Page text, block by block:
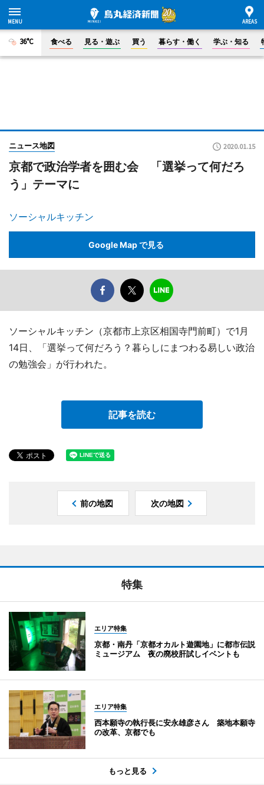
36°C 食べる 見る・遊ぶ 買う 暮らす・働く 学ぶ・知る
ニュース地図 2020.01.15
京都で政治学者を囲む会 「選挙って何だろ
う」テーマに
ソーシャルキッチン
Google Map で見る
ソーシャルキッチン（京都市上京区相国寺門前町）で1月
14日、「選挙って何だろう？暮らしにまつわる易しい政治
の勉強会」が行われた。
記事を読む
前の地図 次の地図
特集
エリア特集
京都・南丹「京都オカルト遊園地」に都市伝説
ミュージアム 夜の廃校肝試しイベントも
エリア特集
西本願寺の執行長に安永雄彦さん 築地本願寺
の改革、京都でも
もっと見る